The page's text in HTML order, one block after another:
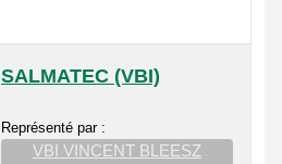
SALMATEC (VBI)
Représenté par :
VBI VINCENT BLEESZ